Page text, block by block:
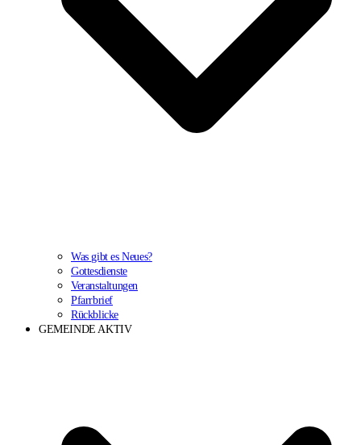
Was gibt es Neues?
Gottesdienste
Veranstaltungen
Pfarrbrief
Rückblicke
GEMEINDE AKTIV